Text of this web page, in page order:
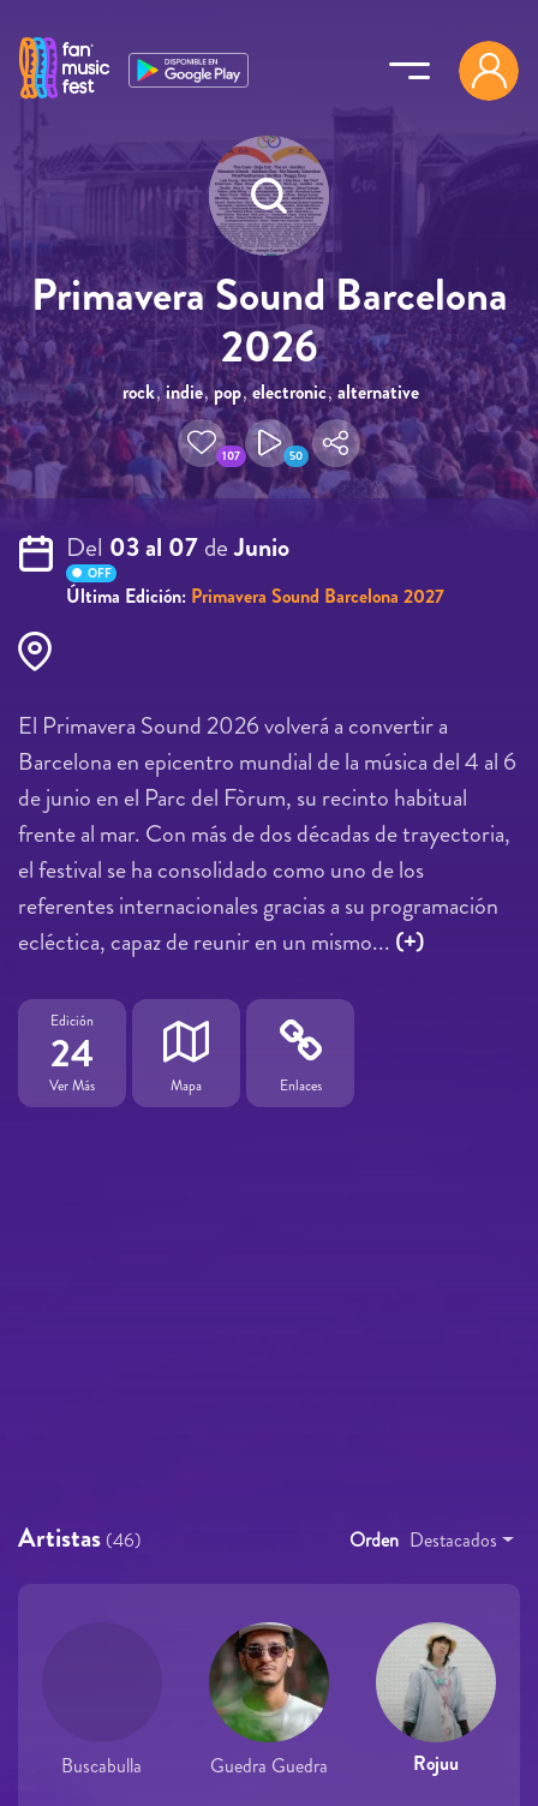
Primavera Sound Barcelona
2026
rock,indie, pop, electronic,alternative
107 50
Del 03 al 07deJunio
OFF
Última Edición: Primavera Sound Barcelona 2027
El Primavera Sound 2026 volverá a convertir a
Barcelona en epicentro mundial de la música del 4 al 6
de junio en el Parc del Fòrum, su recinto habitual
frente al mar. Con más de dos décadas de trayectoria,
el festival se ha consolidado como uno de los
referentes internacionales gracias a su programación
ecléctica, capaz de reunir en un mismo... (+)
Edición
24
Ver Más Mapa Enlaces
Artistas (46) Orden Destacados
Buscabulla Guedra Guedra Rojuu